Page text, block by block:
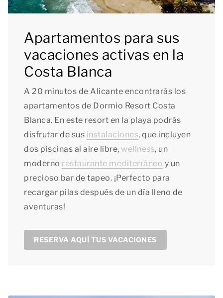
Apartamentos para sus
vacaciones activas en la
Costa Blanca
A 20 minutos de Alicante encontrarás los
apartamentos de Dormio Resort Costa
Blanca. En este resort en la playa podrás
disfrutar de sus instalaciones, que incluyen
dos piscinas al aire libre, wellness, un
moderno restaurante mediterráneo y un
precioso bar de tapeo. ¡Perfecto para
recargar pilas después de un día lleno de
aventuras!
RESERVA AQUÍ TUS VACACIONES